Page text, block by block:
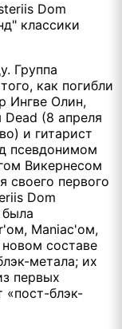
Dom
классики
Группа
как погибли
Ингве Олин,
(8 апреля
и гитарист
псевдонимом
Викернесом
своего первого
Dom
была
Maniac'ом,
составе
метала; их
первых
«пост-блэк-